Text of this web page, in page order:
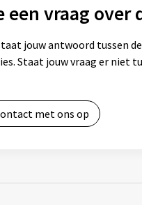
een vraag
jouw antwoord tussen
Staat jouw vraag er niet
met ons op